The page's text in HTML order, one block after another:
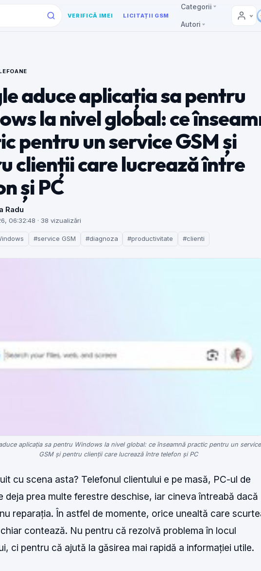
VERIFICĂ IMEI LICITAȚII GSM
Categorii
Autori
aduce aplicația sa pentru
la nivel global: ce
pentru un service GSM și
clienții care lucrează între
și PC
Radu
06:32:48 · 38 vizualizări
#service GSM #diagnoza #productivitate #clienti
aplicația sa pentru Windows la nivel global: ce înseamnă practic pentru un service
GSM și pentru clienții care lucrează între telefon și PC
cu scena asta? Telefonul clientului e pe masă, PC-ul de
deja prea multe ferestre deschise, iar cineva întreabă dacă
reparația. În astfel de momente, orice unealtă care
contează. Nu pentru că rezolvă problema în locul
ci pentru că ajută la găsirea mai rapidă a informației utile.